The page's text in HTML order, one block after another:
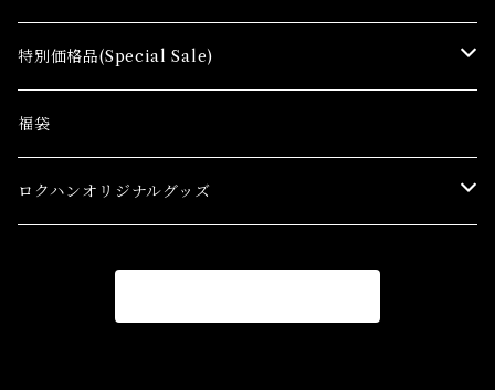
車両（ST）Z Shorty Trains
アクセサリー&ストラクチャー(SA&SS) ACC&STL
スターターセット(SG) Starter Sets
特別価格品(Special Sale)
Ｚゲージ車両(特別価格) Trains
在宅支援キャンペーン
Ｚゲージアクセサリー(特別価格) Accessory
福袋
ロクハンオリジナルグッズ